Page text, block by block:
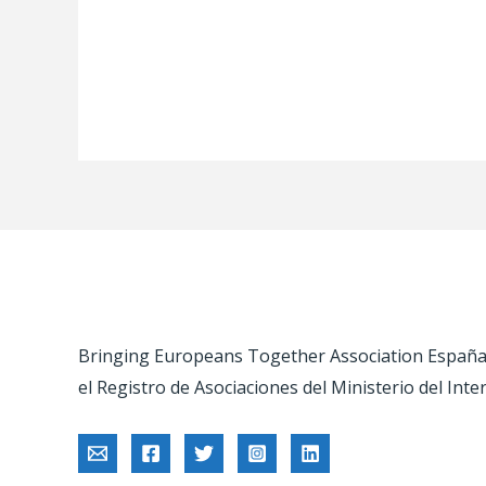
Bringing Europeans Together Association
el Registro de Asociaciones del Ministerio del